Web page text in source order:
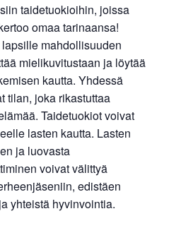
taidetuokioihin, joissa
omaa tarinaansa!
mahdollisuuden
mielikuvitustaan ja löytää
kautta. Yhdessä
tilan, joka rikastuttaa
Taidetuokiot voivat
lasten kautta. Lasten
ja luovasta
voivat välittyä
edistäen
yhteistä hyvinvointia.